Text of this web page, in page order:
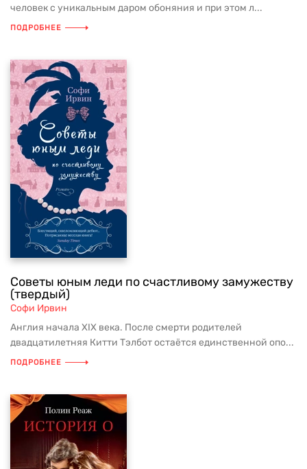
человек с уникальным даром обоняния и при этом л...
ПОДРОБНЕЕ
Советы юным леди по счастливому замужеству
(твердый)
Софи Ирвин
Англия начала XIX века. После смерти родителей
двадцатилетняя Китти Тэлбот остаётся единственной опо...
ПОДРОБНЕЕ